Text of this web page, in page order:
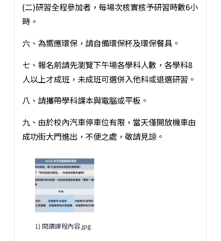
(二)研習全程參加者，每場次核實核予研習時數6小
時。
六、為嚮應環保，請自備環保杯及環保餐具。
七、報名前請先瀏覽下午場各學科人數，各學科8
人以上才成班，未成班可選併入他科或退選研習。
八、請攜帶學科課本與電腦或平板。
九、由於校內汽車停車位有限，當天僅開放機車由
成功街大門進出，不便之處，敬請見諒。
1) 閱讀課程內容.jpg